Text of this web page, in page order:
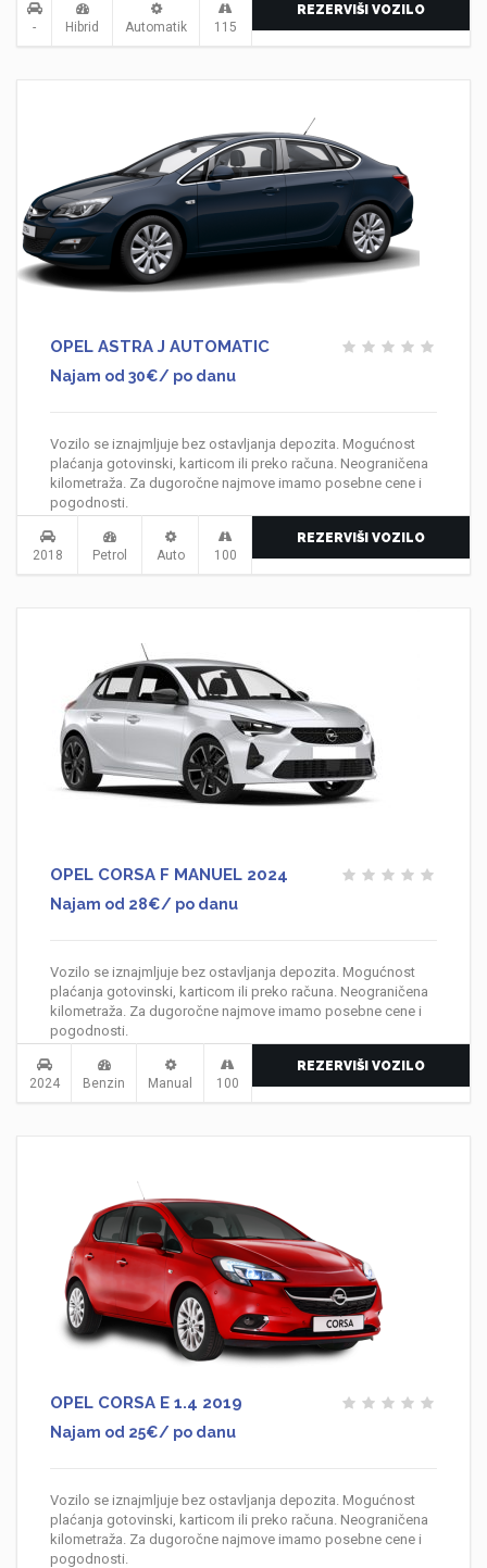
- Hibrid Automatik 115
REZERVIŠI VOZILO
OPEL ASTRA J AUTOMATIC
Najam od 30€/ po danu
Vozilo se iznajmljuje bez ostavljanja depozita. Mogućnost
plaćanja gotovinski, karticom ili preko računa. Neograničena
kilometraža. Za dugoročne najmove imamo posebne cene i
pogodnosti.
2018 Petrol Auto 100
REZERVIŠI VOZILO
OPEL CORSA F MANUEL 2024
Najam od 28€/ po danu
Vozilo se iznajmljuje bez ostavljanja depozita. Mogućnost
plaćanja gotovinski, karticom ili preko računa. Neograničena
kilometraža. Za dugoročne najmove imamo posebne cene i
pogodnosti.
2024 Benzin Manual 100
REZERVIŠI VOZILO
OPEL CORSA E 1.4 2019
Najam od 25€/ po danu
Vozilo se iznajmljuje bez ostavljanja depozita. Mogućnost
plaćanja gotovinski, karticom ili preko računa. Neograničena
kilometraža. Za dugoročne najmove imamo posebne cene i
pogodnosti.